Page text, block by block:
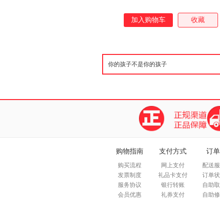
加入购物车 收藏
购物指南
购买流程
发票制度
服务协议
会员优惠
支付方式
网上支付
礼品卡支付
银行转账
礼券支付
订
配送
订单
自助
自助